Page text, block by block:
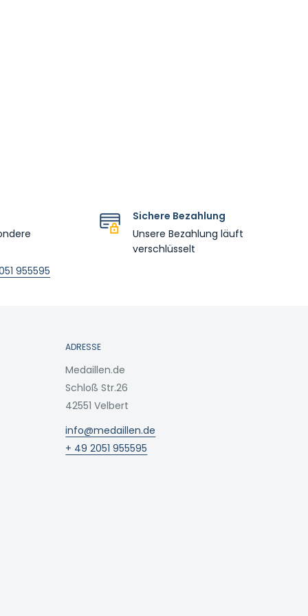
955595
Sichere Bezahlung
Unsere Bezahlung läuft
verschlüsselt
ADRESSE
Medaillen.de
Schloß Str.26
42551 Velbert
info@medaillen.de
+ 49 2051 955595